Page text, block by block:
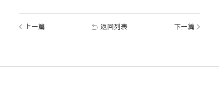
上一篇 返回列表 下一篇